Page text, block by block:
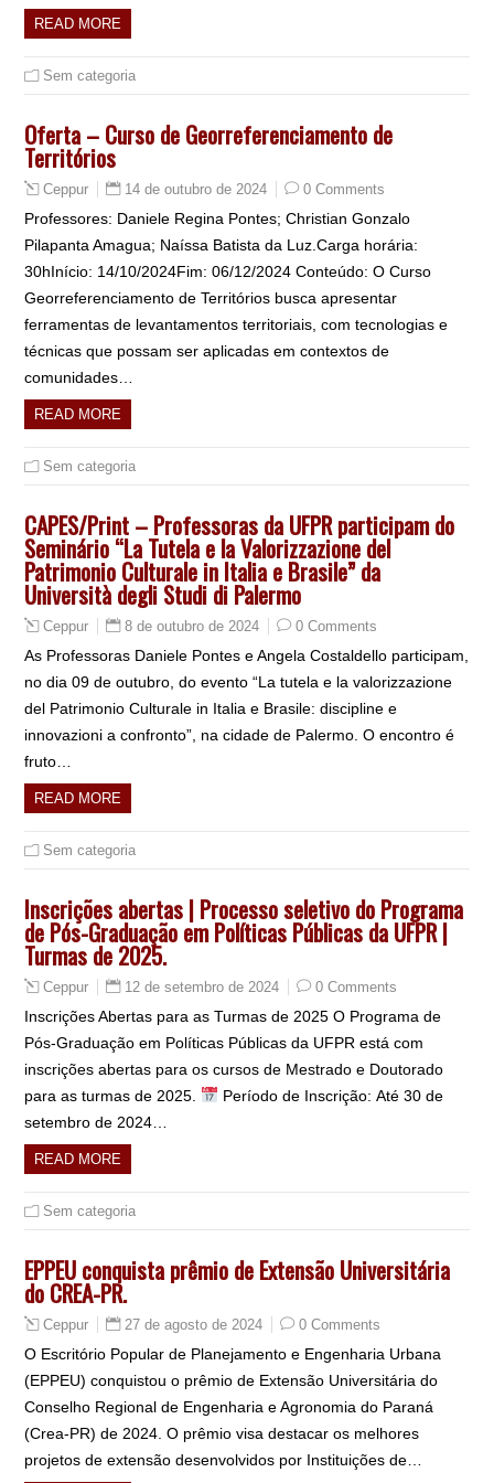
READ MORE
Sem categoria
Oferta – Curso de Georreferenciamento de
Territórios
Ceppur 14 de outubro de 2024 0 Comments
Professores: Daniele Regina Pontes; Christian Gonzalo
Pilapanta Amagua; Naíssa Batista da Luz.Carga horária:
30hInício: 14/10/2024Fim: 06/12/2024 Conteúdo: O Curso
Georreferenciamento de Territórios busca apresentar
ferramentas de levantamentos territoriais, com tecnologias e
técnicas que possam ser aplicadas em contextos de
comunidades…
READ MORE
Sem categoria
CAPES/Print – Professoras da UFPR participam do
Seminário “La Tutela e la Valorizzazione del
Patrimonio Culturale in Italia e Brasile” da
Università degli Studi di Palermo
Ceppur 8 de outubro de 2024 0 Comments
As Professoras Daniele Pontes e Angela Costaldello participam,
no dia 09 de outubro, do evento “La tutela e la valorizzazione
del Patrimonio Culturale in Italia e Brasile: discipline e
innovazioni a confronto”, na cidade de Palermo. O encontro é
fruto…
READ MORE
Sem categoria
Inscrições abertas | Processo seletivo do Programa
de Pós-Graduação em Políticas Públicas da UFPR |
Turmas de 2025.
Ceppur 12 de setembro de 2024 0 Comments
Inscrições Abertas para as Turmas de 2025 O Programa de
Pós-Graduação em Políticas Públicas da UFPR está com
inscrições abertas para os cursos de Mestrado e Doutorado
para as turmas de 2025.
Período de Inscrição: Até 30 de
setembro de 2024…
READ MORE
Sem categoria
EPPEU conquista prêmio de Extensão Universitária
do CREA-PR.
Ceppur 27 de agosto de 2024 0 Comments
O Escritório Popular de Planejamento e Engenharia Urbana
(EPPEU) conquistou o prêmio de Extensão Universitária do
Conselho Regional de Engenharia e Agronomia do Paraná
(Crea-PR) de 2024. O prêmio visa destacar os melhores
projetos de extensão desenvolvidos por Instituições de…